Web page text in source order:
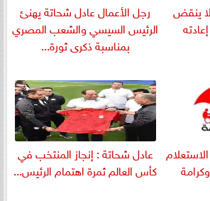
ينقض
رجل الأعمال عادل شحاتة يهنئ
الرئيس السيسي والشعب المصري
بمناسبة ذكرى ثورة...
عادل شحاتة : إنجاز المنتخب في
كأس العالم ثمرة اهتمام الرئيس...